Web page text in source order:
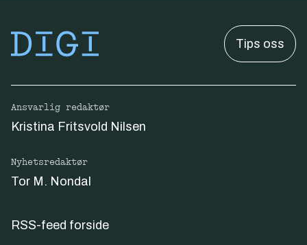
Tips oss
Ansvarlig redaktør
Kristina Fritsvold Nilsen
Nyhetsredaktør
Tor M. Nondal
RSS-feed forside